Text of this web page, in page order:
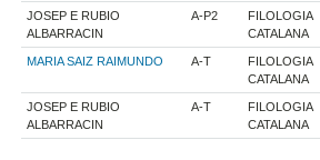
JOSEP E RUBIO
ALBARRACIN
A-P2
FILOLOGIA
CATALANA
MARIA SAIZ RAIMUNDO A-T
FILOLOGIA
CATALANA
JOSEP E RUBIO
ALBARRACIN
A-T
FILOLOGIA
CATALANA